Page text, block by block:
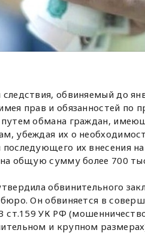
обвиняемый до
прав и обязанностей по
обмана граждан,
убеждая их о
их внесения
общую сумму более 700
обвинительного
Он обвиняется в
ст.159 УК РФ
и крупном